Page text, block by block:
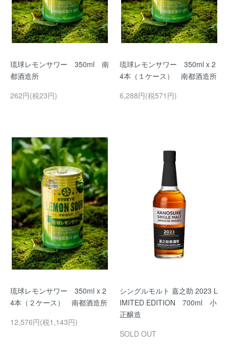
琉球レモンサワー 350ml 南
都酒造所
262円(税23円)
琉球レモンサワー 350ml x 2
4本（１ケース） 南都酒造所
6,288円(税571円)
琉球レモンサワー 350ml x 2
4本（２ケース） 南都酒造所
12,576円(税1,143円)
シングルモルト 嘉之助 2023 L
IMITED EDITION 700ml 小
正醸造
SOLD OUT